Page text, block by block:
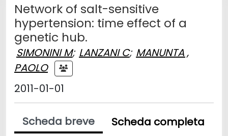
Network of salt-sensitive
hypertension: time effect of a
genetic hub.
SIMONINI M; LANZANI C; MANUNTA ,
PAOLO
2011-01-01
Scheda breve
Scheda completa